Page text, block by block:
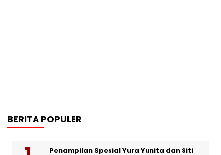
BERITA POPULER
Penampilan Spesial Yura Yunita dan Siti